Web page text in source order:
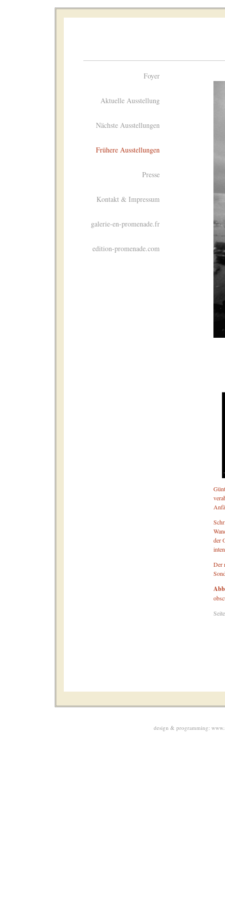
Foyer
Aktuelle Ausstellung
Nächste Ausstellungen
Frühere Ausstellungen
Presse
Kontakt & Impressum
galerie-en-promenade.fr
edition-promenade.com
der
Der
design & programming: